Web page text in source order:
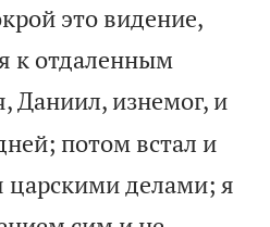
это видение,
к отдаленным
Даниил, изнемог, и
потом встал и
царскими делами; я